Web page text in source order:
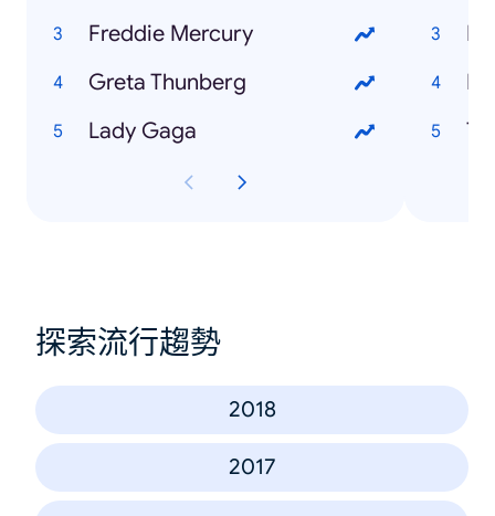
Freddie Mercury
Greta Thunberg
Lady Gaga
探索流行趨勢
2018
2017